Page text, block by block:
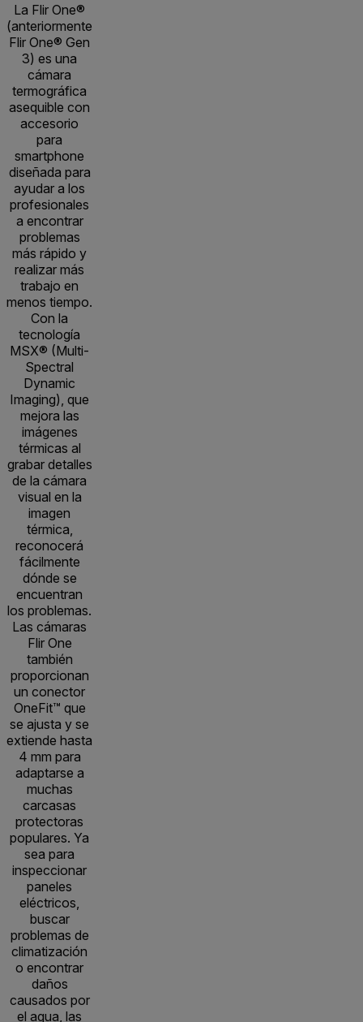
La Flir One®
(anteriormente
Flir One® Gen
3) es una
cámara
termográfica
asequible con
accesorio
para
smartphone
diseñada para
ayudar a los
profesionales
a encontrar
problemas
más rápido y
realizar más
trabajo en
menos tiempo.
Con la
tecnología
MSX® (Multi-
Spectral
Dynamic
Imaging), que
mejora las
imágenes
térmicas al
grabar detalles
de la cámara
visual en la
imagen
térmica,
reconocerá
fácilmente
dónde se
encuentran
los problemas.
Las cámaras
Flir One
también
proporcionan
un conector
OneFit™ que
se ajusta y se
extiende hasta
4 mm para
adaptarse a
muchas
carcasas
protectoras
populares. Ya
sea para
inspeccionar
paneles
eléctricos,
buscar
problemas de
climatización
o encontrar
daños
causados por
el agua, las